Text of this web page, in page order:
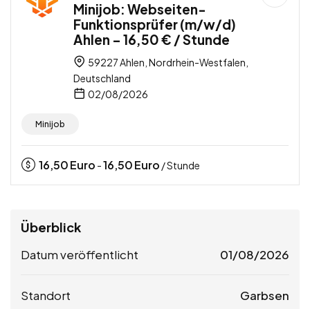
Minijob: Webseiten-
Funktionsprüfer (m/w/d)
Ahlen – 16,50 € / Stunde
59227 Ahlen, Nordrhein-Westfalen,
Deutschland
02/08/2026
Minijob
16,50Euro -16,50Euro / Stunde
Überblick
Datum veröffentlicht 01/08/2026
Standort Garbsen